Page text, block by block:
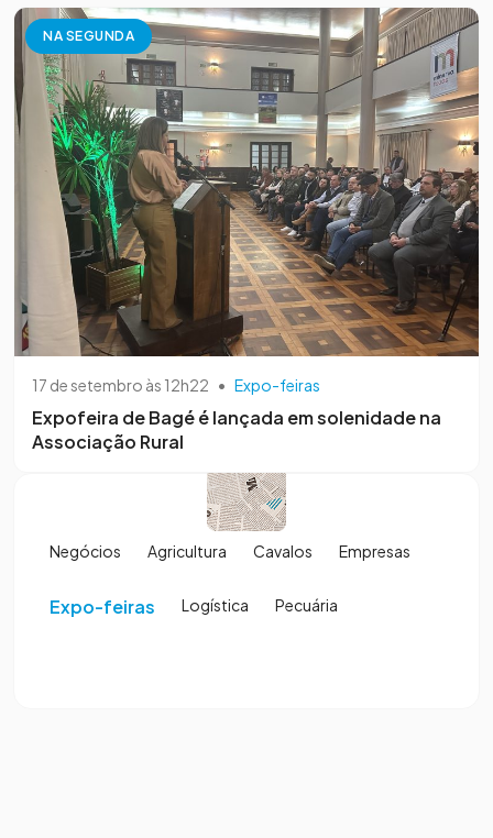
NA SEGUNDA
17 de setembro às 12h22 • Expo-feiras
Expofeira de Bagé é lançada em solenidade na
Associação Rural
Negócios Agricultura Cavalos Empresas
Expo-feiras Logística Pecuária